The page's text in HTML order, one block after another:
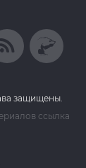
защищены.
ссылка